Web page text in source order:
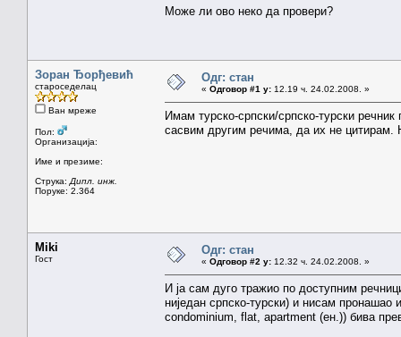
Може ли ово неко да провери?
Зоран Ђорђевић
староседелац
Ван мреже
Пол:
Организација:
Име и презиме:
Струка: Дипл. инж.
Поруке: 2.364
Одг: стан
« Одговор #1 у: 12.19 ч. 24.02.2008. »
Имам турско-српски/српско-турски
сасвим другим речима, да их не
Miki
Гост
Одг: стан
« Одговор #2 у: 12.32 ч. 24.02.2008. »
И ја сам дуго тражио по доступним
ниједан српско-турски) и нисам пронашао
condominium, flat, apartment (eн.)) бива